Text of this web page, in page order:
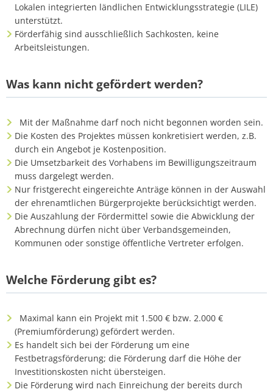
Lokalen integrierten ländlichen Entwicklungsstrategie (LILE)
unterstützt.
Förderfähig sind ausschließlich Sachkosten, keine
Arbeitsleistungen.
Was kann nicht gefördert werden?
Mit der Maßnahme darf noch nicht begonnen worden sein.
Die Kosten des Projektes müssen konkretisiert werden, z.B.
durch ein Angebot je Kostenposition.
Die Umsetzbarkeit des Vorhabens im Bewilligungszeitraum
muss dargelegt werden.
Nur fristgerecht eingereichte Anträge können in der Auswahl
der ehrenamtlichen Bürgerprojekte berücksichtigt werden.
Die Auszahlung der Fördermittel sowie die Abwicklung der
Abrechnung dürfen nicht über Verbandsgemeinden,
Kommunen oder sonstige öffentliche Vertreter erfolgen.
Welche Förderung gibt es?
Maximal kann ein Projekt mit 1.500 € bzw. 2.000 €
(Premiumförderung) gefördert werden.
Es handelt sich bei der Förderung um eine
Festbetragsförderung; die Förderung darf die Höhe der
Investitionskosten nicht übersteigen.
Die Förderung wird nach Einreichung der bereits durch